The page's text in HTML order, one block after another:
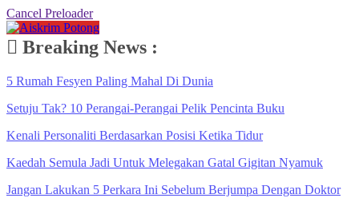
Cancel Preloader
Breaking News :
5 Rumah Fesyen Paling Mahal Di Dunia
Setuju Tak? 10 Perangai-Perangai Pelik Pencinta Buku
Kenali Personaliti Berdasarkan Posisi Ketika Tidur
Kaedah Semula Jadi Untuk Melegakan Gatal Gigitan Nyamuk
Jangan Lakukan 5 Perkara Ini Sebelum Berjumpa Dengan Doktor